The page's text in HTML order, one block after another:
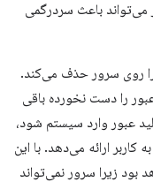
می‌تواند باعث سردرگمی
را روی سرور حذف می‌کند.
را دست نخورده باقی
عبور وارد سیستم شود،
کاربر ارائه می‌دهد. با این
بود زیرا سرور نمی‌تواند